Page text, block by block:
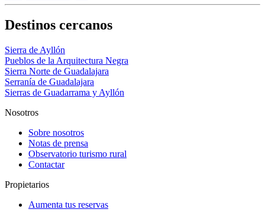
Destinos cercanos
Sierra de Ayllón
Pueblos de la Arquitectura Negra
Sierra Norte de Guadalajara
Serranía de Guadalajara
Sierras de Guadarrama y Ayllón
Nosotros
Sobre nosotros
Notas de prensa
Observatorio turismo rural
Contactar
Propietarios
Aumenta tus reservas